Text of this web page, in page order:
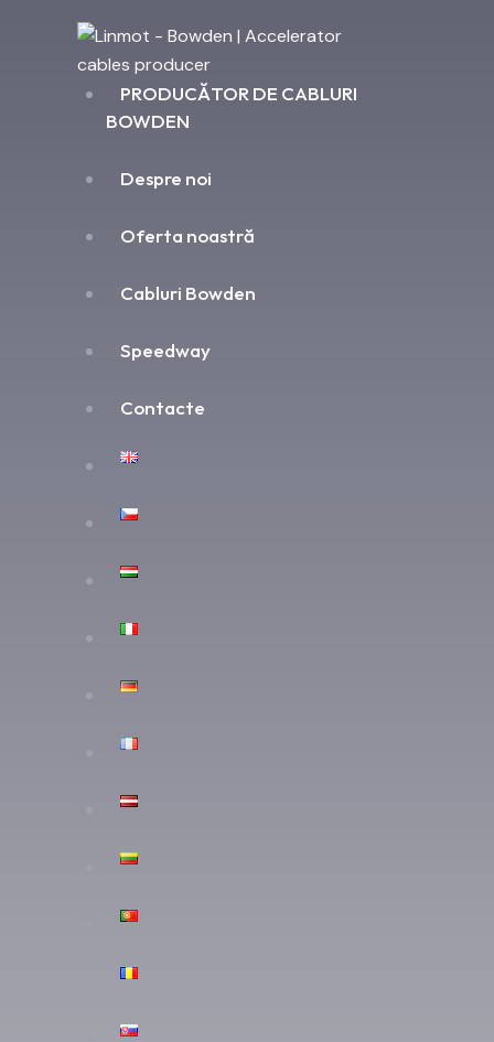
PRODUCĂTOR DE CABLURI
BOWDEN
Despre noi
Oferta noastră
Cabluri Bowden
Speedway
Contacte